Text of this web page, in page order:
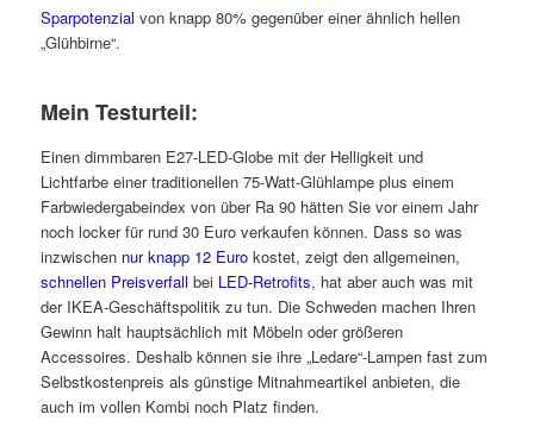
Sparpotenzial von knapp 80% gegenüber einer ähnlich hellen
„Glühbirne“.
Mein Testurteil:
Einen dimmbaren E27-LED-Globe mit der Helligkeit und
Lichtfarbe einer traditionellen 75-Watt-Glühlampe plus einem
Farbwiedergabeindex von über Ra 90 hätten Sie vor einem Jahr
noch locker für rund 30 Euro verkaufen können. Dass so was
inzwischen nur knapp 12 Euro kostet, zeigt den allgemeinen,
schnellen Preisverfall bei LED-Retrofits, hat aber auch was mit
der IKEA-Geschäftspolitik zu tun. Die Schweden machen Ihren
Gewinn halt hauptsächlich mit Möbeln oder größeren
Accessoires. Deshalb können sie ihre „Ledare“-Lampen fast zum
Selbstkostenpreis als günstige Mitnahmeartikel anbieten, die
auch im vollen Kombi noch Platz finden.